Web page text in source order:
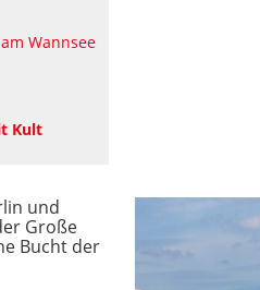
Wannsee
Kult
und
Große
Bucht der